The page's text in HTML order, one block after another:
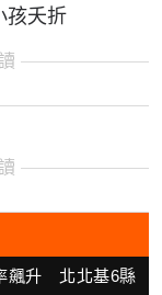
夭折
飆升 北北基6縣